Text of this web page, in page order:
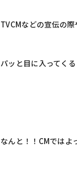
TVCMなどの宣伝の
パッと目に入ってくる
なんと！！CMではよ